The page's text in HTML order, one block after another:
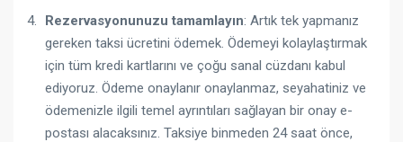
Rezervasyonunuzu tamamlayın: Artık tek yapmanız
gereken taksi ücretini ödemek. Ödemeyi kolaylaştırmak
için tüm kredi kartlarını ve çoğu sanal cüzdanı kabul
ediyoruz. Ödeme onaylanır onaylanmaz, seyahatiniz ve
ödemenizle ilgili temel ayrıntıları sağlayan bir onay e-
postası alacaksınız. Taksiye binmeden 24 saat önce,